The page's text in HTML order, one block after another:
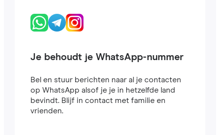
Je behoudt je WhatsApp-nummer
Bel en stuur berichten naar al je contacten
op WhatsApp alsof je je in hetzelfde land
bevindt. Blijf in contact met familie en
vrienden.